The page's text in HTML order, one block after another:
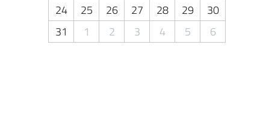
24
25 26 27 28 29
30
31
1 2 3 4 5 6